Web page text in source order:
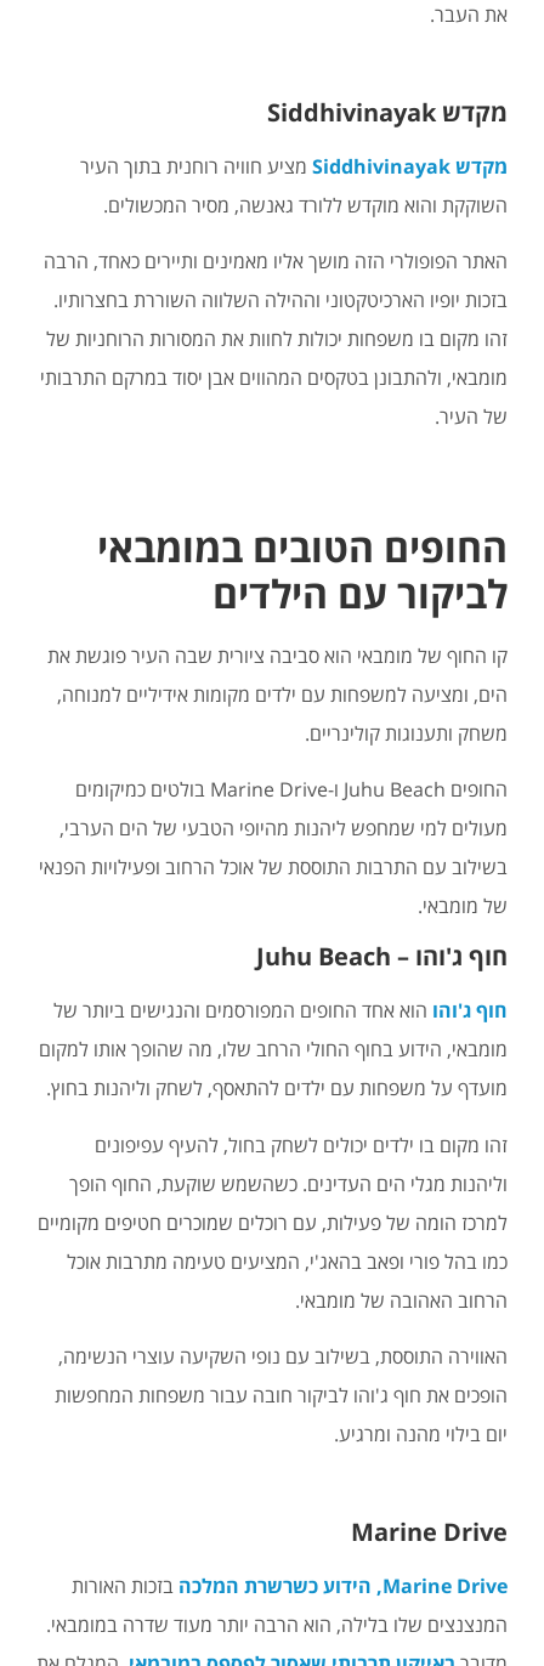
את העבר.
מקדש Siddhivinayak
מקדש Siddhivinayak
מציע חוויה רוחנית בתוך העיר
השוקקת והוא מוקדש ללורד גאנשה, מסיר המכשולים.
האתר הפופולרי הזה מושך אליו מאמינים ותיירים כאחד, הרבה
בזכות יופיו הארכיטקטוני וההילה השלווה השוררת בחצרותיו.
זהו מקום בו משפחות יכולות לחוות את המסורות הרוחניות של
מומבאי, ולהתבונן בטקסים המהווים אבן יסוד במרקם התרבותי
של העיר.
החופים הטובים במומבאי
לביקור עם הילדים
קו החוף של מומבאי הוא סביבה ציורית שבה העיר פוגשת את
הים, ומציעה למשפחות עם ילדים מקומות אידיליים למנוחה,
משחק ותענוגות קולינריים.
החופים Juhu Beach ו-Marine Drive בולטים כמיקומים
מעולים למי שמחפש ליהנות מהיופי הטבעי של הים הערבי,
בשילוב עם התרבות התוססת של אוכל הרחוב ופעילויות הפנאי
של מומבאי.
חוף ג'והו – Juhu Beach
חוף ג'והו הוא אחד החופים המפורסמים והנגישים ביותר של
מומבאי, הידוע בחוף החולי הרחב שלו, מה שהופך אותו למקום
מועדף על משפחות עם ילדים להתאסף, לשחק וליהנות בחוץ.
זהו מקום בו ילדים יכולים לשחק בחול, להעיף עפיפונים
וליהנות מגלי הים העדינים. כשהשמש שוקעת, החוף הופך
למרכז הומה של פעילות, עם רוכלים שמוכרים חטיפים מקומיים
כמו בהל פורי ופאב בהאג'י, המציעים טעימה מתרבות אוכל
הרחוב האהובה של מומבאי.
האווירה התוססת, בשילוב עם נופי השקיעה עוצרי הנשימה,
הופכים את חוף ג'והו לביקור חובה עבור משפחות המחפשות
יום בילוי מהנה ומרגיע.
Marine Drive
Marine Drive, הידוע כשרשרת המלכה
בזכות האורות
המנצנצים שלו בלילה, הוא הרבה יותר מעוד שדרה במומבאי.